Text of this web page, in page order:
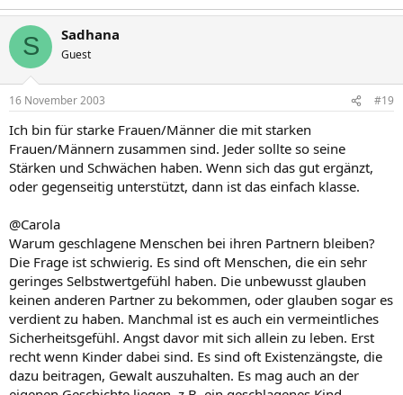
S Sadhana
Guest
16 November 2003 #19
Ich bin für starke Frauen/Männer die mit starken
Frauen/Männern zusammen sind. Jeder sollte so seine
Stärken und Schwächen haben. Wenn sich das gut ergänzt,
oder gegenseitig unterstützt, dann ist das einfach klasse.
@Carola
Warum geschlagene Menschen bei ihren Partnern bleiben?
Die Frage ist schwierig. Es sind oft Menschen, die ein sehr
geringes Selbstwertgefühl haben. Die unbewusst glauben
keinen anderen Partner zu bekommen, oder glauben sogar es
verdient zu haben. Manchmal ist es auch ein vermeintliches
Sicherheitsgefühl. Angst davor mit sich allein zu leben. Erst
recht wenn Kinder dabei sind. Es sind oft Existenzängste, die
dazu beitragen, Gewalt auszuhalten. Es mag auch an der